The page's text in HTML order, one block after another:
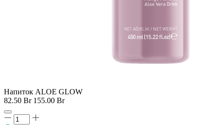
Напиток ALOE GLOW
82.50 Br 155.00 Br